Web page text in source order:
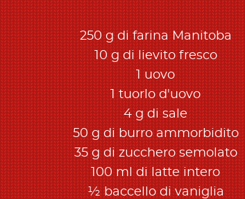
250 g di farina Manitoba
10 g di lievito fresco
1 uovo
1 tuorlo d'uovo
4 g di sale
50 g di burro ammorbidito
35 g di zucchero semolato
100 ml di latte intero
½ baccello di vaniglia